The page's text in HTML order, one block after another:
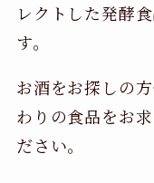
レクトした発酵
す。
お酒をお探しの
わりの食品をお
ださい。